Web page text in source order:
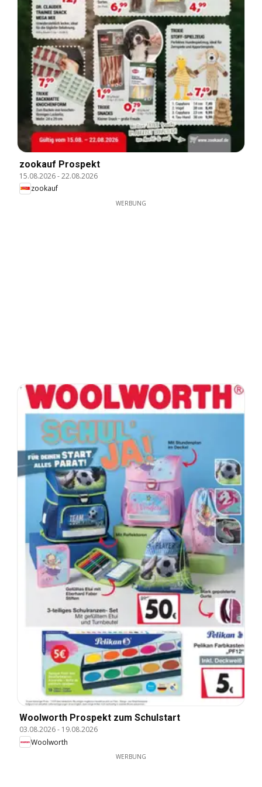
zookauf Prospekt
15.08.2026-22.08.2026
zookauf
WERBUNG
Woolworth Prospekt zum Schulstart
03.08.2026- 19.08.2026
Woolworth
WERBUNG